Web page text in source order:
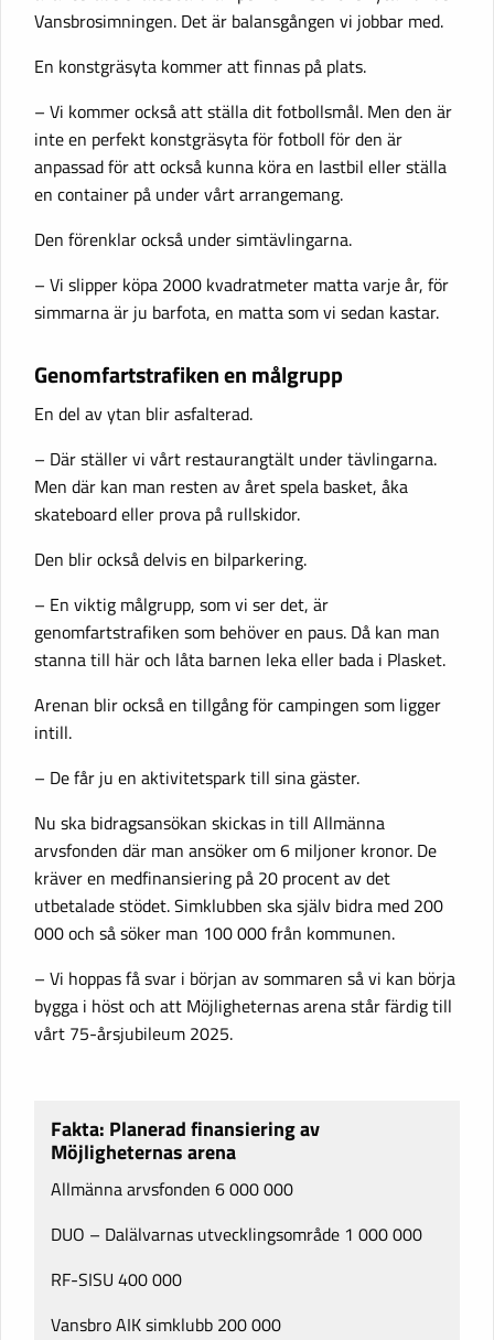
Vansbrosimningen. Det är balansgången vi jobbar med.
En konstgräsyta kommer att finnas på plats.
– Vi kommer också att ställa dit fotbollsmål. Men den är
inte en perfekt konstgräsyta för fotboll för den är
anpassad för att också kunna köra en lastbil eller ställa
en container på under vårt arrangemang.
Den förenklar också under simtävlingarna.
– Vi slipper köpa 2000 kvadratmeter matta varje år, för
simmarna är ju barfota, en matta som vi sedan kastar.
Genomfartstrafiken en målgrupp
En del av ytan blir asfalterad.
– Där ställer vi vårt restaurangtält under tävlingarna.
Men där kan man resten av året spela basket, åka
skateboard eller prova på rullskidor.
Den blir också delvis en bilparkering.
– En viktig målgrupp, som vi ser det, är
genomfartstrafiken som behöver en paus. Då kan man
stanna till här och låta barnen leka eller bada i Plasket.
Arenan blir också en tillgång för campingen som ligger
intill.
– De får ju en aktivitetspark till sina gäster.
Nu ska bidragsansökan skickas in till Allmänna
arvsfonden där man ansöker om 6 miljoner kronor. De
kräver en medfinansiering på 20 procent av det
utbetalade stödet. Simklubben ska själv bidra med 200
000 och så söker man 100 000 från kommunen.
– Vi hoppas få svar i början av sommaren så vi kan börja
bygga i höst och att Möjligheternas arena står färdig till
vårt 75-årsjubileum 2025.
Fakta: Planerad finansiering av
Möjligheternas arena
Allmänna arvsfonden 6 000 000
DUO – Dalälvarnas utvecklingsområde 1 000 000
RF-SISU 400 000
Vansbro AIK simklubb 200 000